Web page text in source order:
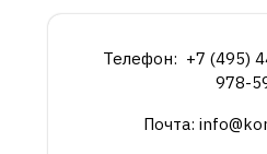
Телефон: +7 (495)
978-
Почта: